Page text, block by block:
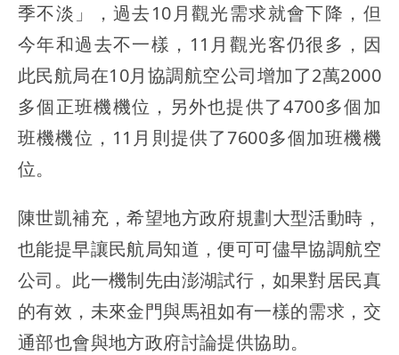
季不淡」，過去10月觀光需求就會下降，但
今年和過去不一樣，11月觀光客仍很多，因
此民航局在10月協調航空公司增加了2萬2000
多個正班機機位，另外也提供了4700多個加
班機機位，11月則提供了7600多個加班機機
位。
陳世凱補充，希望地方政府規劃大型活動時，
也能提早讓民航局知道，便可可儘早協調航空
公司。此一機制先由澎湖試行，如果對居民真
的有效，未來金門與馬祖如有一樣的需求，交
通部也會與地方政府討論提供協助。